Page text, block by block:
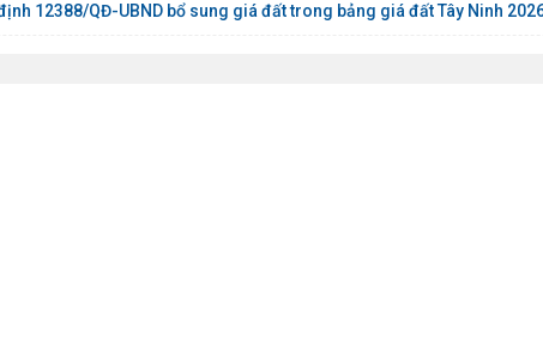
12388/QĐ-UBND bổ sung giá đất trong bảng giá đất Tây Ninh